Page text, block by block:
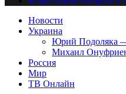
Новости
Украина
Юрий
Михаил
Россия
Мир
ТВ Онлайн